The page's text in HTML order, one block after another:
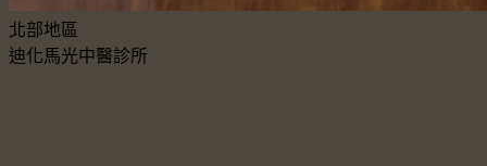
北部地區
迪化馬光中醫診所